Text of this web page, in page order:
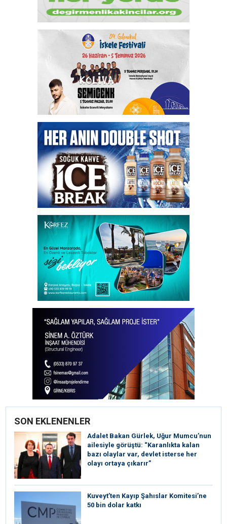
SON EKLENENLER
Adalet Bakan Gürlek, Uğur Mumcu’nun
ailesiyle görüştü: “Karanlıkta kalan
bazı olaylar var, devlet isterse her
olayı ortaya çıkarır”
Kuveyt’ten Kayıp Şahıslar Komitesi’ne
50 bin dolar katkı